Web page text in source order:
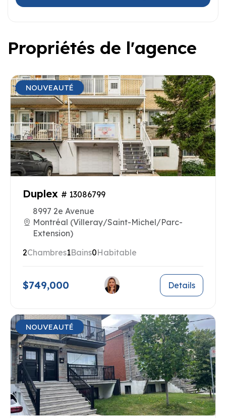
Propriétés de l'agence
NOUVEAUTÉ
Duplex # 13086799
8997 2e Avenue
Montréal (Villeray/Saint-Michel/Parc-
Extension)
2Chambres1Bains0Habitable
$749,000 Details
NOUVEAUTÉ